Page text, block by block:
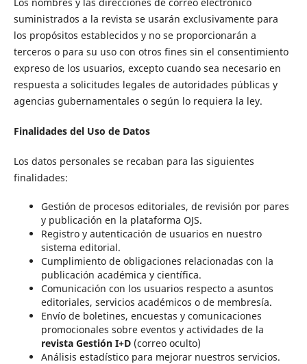
suministrados a la revista se usarán exclusivamente para
los propósitos establecidos y no se proporcionarán a
terceros o para su uso con otros fines sin el consentimiento
expreso de los usuarios, excepto cuando sea necesario en
respuesta a solicitudes legales de autoridades públicas y
agencias gubernamentales o según lo requiera la ley.
Finalidades del Uso de Datos
Los datos personales se recaban para las siguientes
finalidades:
Gestión de procesos editoriales, de revisión por pares
y publicación en la plataforma OJS.
Registro y autenticación de usuarios en nuestro
sistema editorial.
Cumplimiento de obligaciones relacionadas con la
publicación académica y científica.
Comunicación con los usuarios respecto a asuntos
editoriales, servicios académicos o de membresía.
Envío de boletines, encuestas y comunicaciones
promocionales sobre eventos y actividades de la
revista Gestión I+D(correo oculto)
Análisis estadístico para mejorar nuestros servicios.